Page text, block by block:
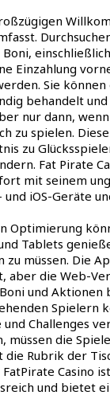
Einzahlung
Sie können
behandelt
nur dann, wenn
zu spielen.
zu
Fat Pirate
mit seinem
iOS-Geräte
Tablets
zu müssen. Die
aber die Web-
und Aktionen
Challenges
müssen die
Rubrik der
Casino
und bietet